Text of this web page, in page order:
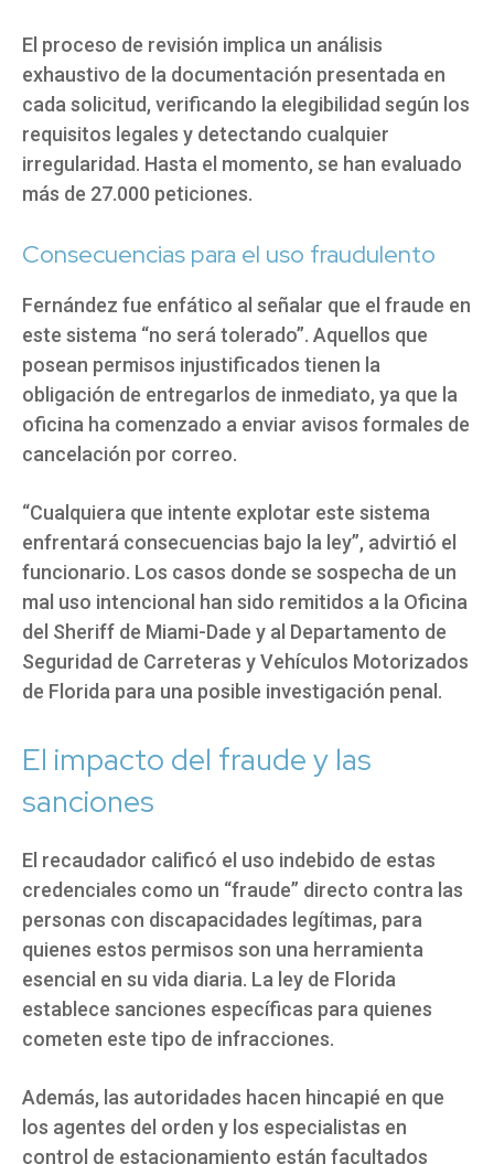
El proceso de revisión implica un análisis
exhaustivo de la documentación presentada en
cada solicitud, verificando la elegibilidad según los
requisitos legales y detectando cualquier
irregularidad. Hasta el momento, se han evaluado
más de 27.000 peticiones.
Consecuencias para el uso fraudulento
Fernández fue enfático al señalar que el fraude en
este sistema “no será tolerado”. Aquellos que
posean permisos injustificados tienen la
obligación de entregarlos de inmediato, ya que la
oficina ha comenzado a enviar avisos formales de
cancelación por correo.
“Cualquiera que intente explotar este sistema
enfrentará consecuencias bajo la ley”, advirtió el
funcionario. Los casos donde se sospecha de un
mal uso intencional han sido remitidos a la Oficina
del Sheriff de Miami-Dade y al Departamento de
Seguridad de Carreteras y Vehículos Motorizados
de Florida para una posible investigación penal.
El impacto del fraude y las
sanciones
El recaudador calificó el uso indebido de estas
credenciales como un “fraude” directo contra las
personas con discapacidades legítimas, para
quienes estos permisos son una herramienta
esencial en su vida diaria. La ley de Florida
establece sanciones específicas para quienes
cometen este tipo de infracciones.
Además, las autoridades hacen hincapié en que
los agentes del orden y los especialistas en
control de estacionamiento están facultados